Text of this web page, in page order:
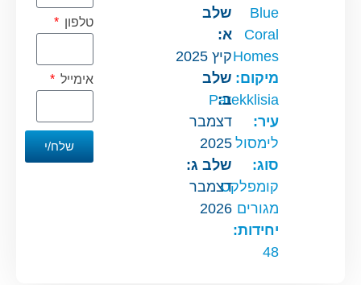
Blue
Coral
Homes
מיקום:
Parekklisia
עיר:
לימסול
סוג:
קומפלקס
מגורים
יחידות:
48
שלב
א:
קיץ 2025
שלב
ב:
דצמבר
2025
שלב ג:
דצמבר
2026
טלפון
אימייל
שלח/י